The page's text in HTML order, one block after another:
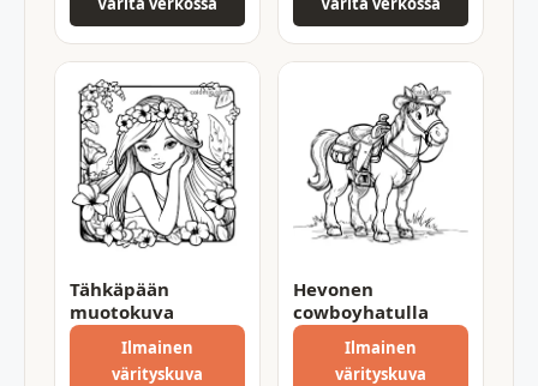
Tähkäpään
muotokuva
Ilmainen
värityskuva
Hevonen
cowboyhatulla
Ilmainen
värityskuva